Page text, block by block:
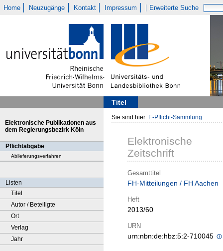
Home Neuzugänge Kontakt Impressum Erweiterte Suche
Titel
Elektronische Publikationen aus
dem Regierungsbezirk Köln
Pflichtabgabe
Ablieferungsverfahren
Listen
Titel
Autor / Beteiligte
Ort
Verlag
Jahr
Sie sind hier: E-Pflicht-Sammlung
Elektronische
Zeitschrift
Gesamttitel
FH-Mitteilungen / FH Aachen
Heft
2013/60
URN
urn:nbn:de:hbz:5:2-710045